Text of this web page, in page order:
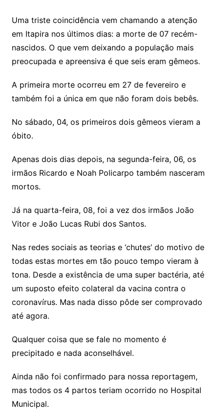
Uma triste coincidência vem chamando a atenção
em Itapira nos últimos dias: a morte de 07 recém-
nascidos. O que vem deixando a população mais
preocupada e apreensiva é que seis eram gêmeos.
A primeira morte ocorreu em 27 de fevereiro e
também foi a única em que não foram dois bebês.
No sábado, 04, os primeiros dois gêmeos vieram a
óbito.
Apenas dois dias depois, na segunda-feira, 06, os
irmãos Ricardo e Noah Policarpo também nasceram
mortos.
Já na quarta-feira, 08, foi a vez dos irmãos João
Vitor e João Lucas Rubi dos Santos.
Nas redes sociais as teorias e ‘chutes’ do motivo de
todas estas mortes em tão pouco tempo vieram à
tona. Desde a existência de uma super bactéria, até
um suposto efeito colateral da vacina contra o
coronavírus. Mas nada disso pôde ser comprovado
até agora.
Qualquer coisa que se fale no momento é
precipitado e nada aconselhável.
Ainda não foi confirmado para nossa reportagem,
mas todos os 4 partos teriam ocorrido no Hospital
Municipal.